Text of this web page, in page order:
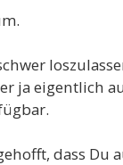
ja eigentlich
dass Du